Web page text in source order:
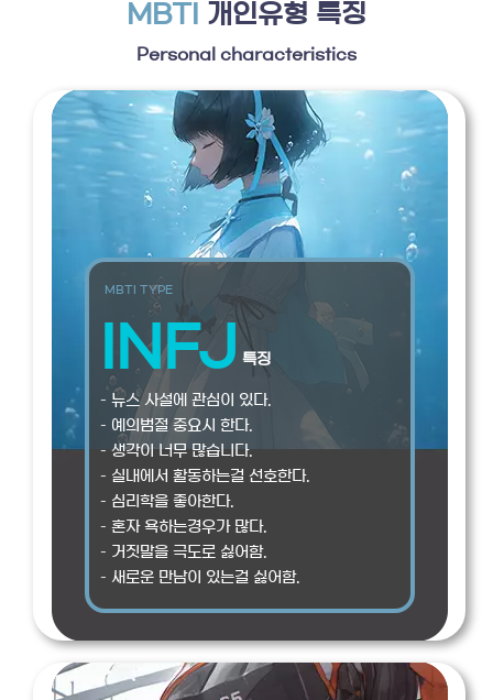
MBTI 개인유형 특징
Personal characteristics
MBTI TYPE
INFJ 특징
– 뉴스 사설에 관심이 있다.
– 예의범절 중요시 한다.
– 생각이 너무 많습니다.
– 실내에서 활동하는걸 선호한다.
– 심리학을 좋아한다.
– 혼자 욕하는경우가 많다.
– 거짓말을 극도로 싫어함.
– 새로운 만남이 있는걸 싫어함.